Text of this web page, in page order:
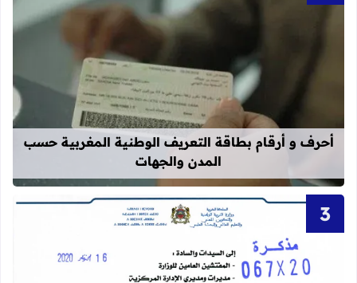
قراءة المزيد عن أحرف و أرقام
أحرف و أرقام بطاقة التعريف الوطنية المغربية حسب
المدن والجهات